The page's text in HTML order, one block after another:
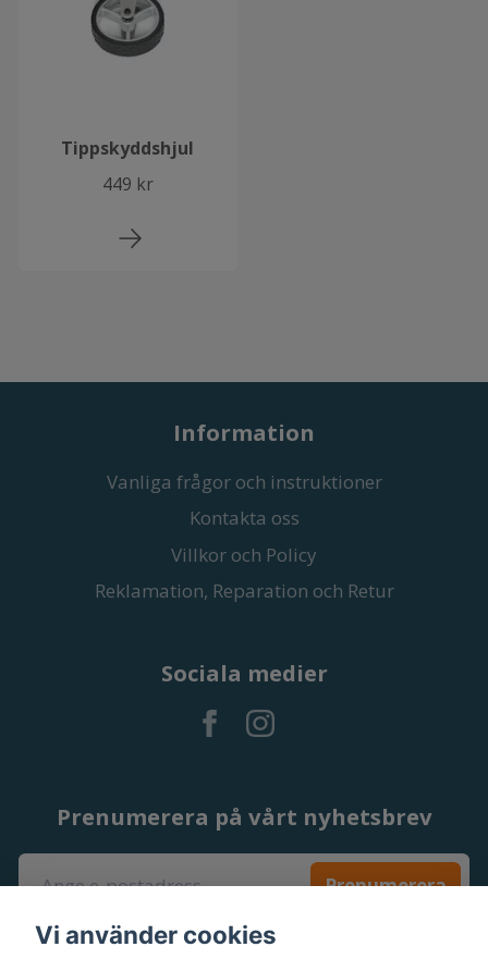
Tippskyddshjul
449 kr
Information
Vanliga frågor och instruktioner
Kontakta oss
Villkor och Policy
Reklamation, Reparation och Retur
Sociala medier
Prenumerera på vårt nyhetsbrev
Prenumerera
Vi använder cookies